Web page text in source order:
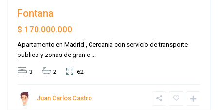
Fontana
$ 170.000.000
Apartamento en Madrid , Cercanía con servicio de transporte
publico y zonas de gran c ...
3 2 62
Juan Carlos Castro